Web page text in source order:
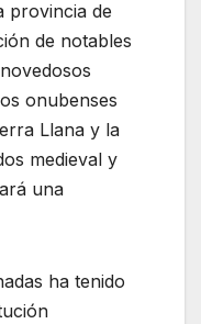
provincia de
de notables
onubenses
Llana y la
medieval y
una
ha tenido